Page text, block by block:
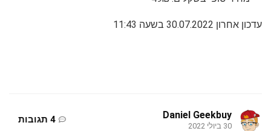
עדכון אחרון 30.07.2022 בשעה 11:43
Daniel Geekbuy
30 ביולי 2022
4 תגובות